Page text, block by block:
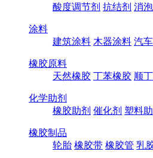
酸度调节剂 抗结剂 消
涂料
建筑涂料 木器涂料 汽
橡胶原料
天然橡胶 丁苯橡胶 顺
化学助剂
橡胶助剂 催化剂 塑料
橡胶制品
轮胎 橡胶带 橡胶管 乳